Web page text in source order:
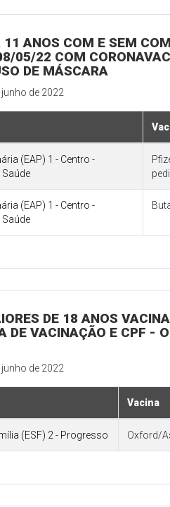
ANOS COM E SEM
05/22 COM
DE MÁSCARA
junho de 2022
(EAP) 1 - Centro -
(EAP) 1 - Centro -
DE 18 ANOS
DE VACINAÇÃO E CPF -
junho de 2022
Vacina
(ESF) 2 - Progresso Oxford/